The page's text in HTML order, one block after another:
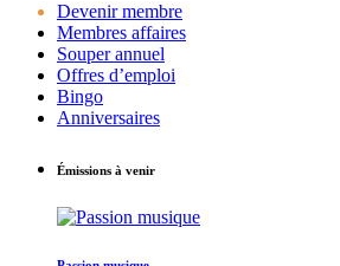
Devenir membre
Membres affaires
Souper annuel
Offres d’emploi
Bingo
Anniversaires
Émissions à venir